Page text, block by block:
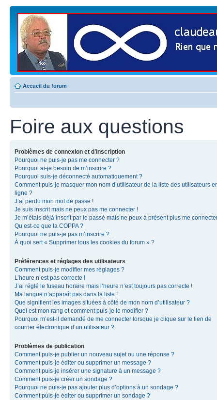
Accueil du forum
Foire aux questions
Problèmes de connexion et d’inscription
Pourquoi ne puis-je pas me connecter ?
Pourquoi ai-je besoin de m’inscrire ?
Pourquoi suis-je déconnecté automatiquement ?
Comment puis-je masquer mon nom d’utilisateur de la liste des utilisateurs
ligne ?
J’ai perdu mon mot de passe !
Je suis inscrit mais ne peux pas me connecter !
Je m’étais déjà inscrit par le passé mais ne peux à présent plus me
Qu’est-ce que la COPPA ?
Pourquoi ne puis-je pas m’inscrire ?
À quoi sert « Supprimer tous les cookies du forum » ?
Préférences et réglages des utilisateurs
Comment puis-je modifier mes réglages ?
L’heure n’est pas correcte !
J’ai réglé le fuseau horaire mais l’heure n’est toujours pas correcte !
Ma langue n’apparaît pas dans la liste !
Que signifient les images situées à côté de mon nom d’utilisateur ?
Quel est mon rang et comment puis-je le modifier ?
Pourquoi m’est-il demandé de me connecter lorsque je clique sur le lien de
courrier électronique d’un utilisateur ?
Problèmes de publication
Comment puis-je publier un nouveau sujet ou une réponse ?
Comment puis-je éditer ou supprimer un message ?
Comment puis-je insérer une signature à un message ?
Comment puis-je créer un sondage ?
Pourquoi ne puis-je pas ajouter plus d’options à un sondage ?
Comment puis-je éditer ou supprimer un sondage ?